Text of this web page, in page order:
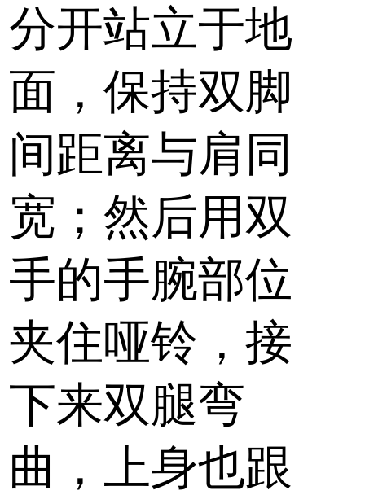
分开站立于地
面，保持双脚
间距离与肩同
宽；然后用双
手的手腕部位
夹住哑铃，接
下来双腿弯
曲，上身也跟